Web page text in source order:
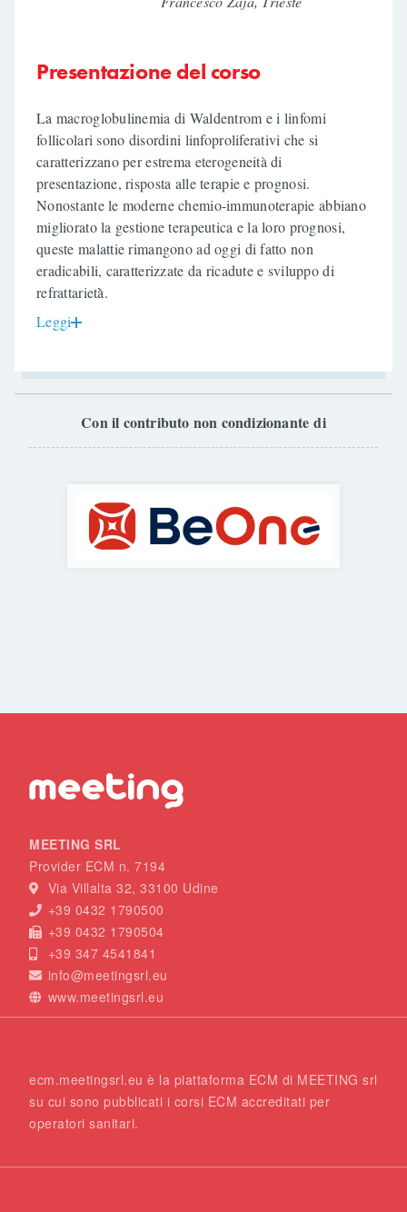
Presentazione del corso
La macroglobulinemia di Waldentrom e i linfomi
follicolari sono disordini linfoproliferativi che si
caratterizzano per estrema eterogeneità di
presentazione, risposta alle terapie e prognosi.
Nonostante le moderne chemio-immunoterapie abbiano
migliorato la gestione terapeutica e la loro prognosi,
queste malattie rimangono ad oggi di fatto non
eradicabili, caratterizzate da ricadute e sviluppo di
refrattarietà̀.
Leggi
Con il contributo non condizionante di
MEETING SRL
Provider ECM n. 7194
Via Villalta 32, 33100 Udine
+39 0432 1790500
+39 0432 1790504
+39 347 4541841
info@meetingsrl.eu
www.meetingsrl.eu
ecm.meetingsrl.eu è la piattaforma ECM di MEETING srl
su cui sono pubblicati i corsi ECM accreditati per
operatori sanitari.